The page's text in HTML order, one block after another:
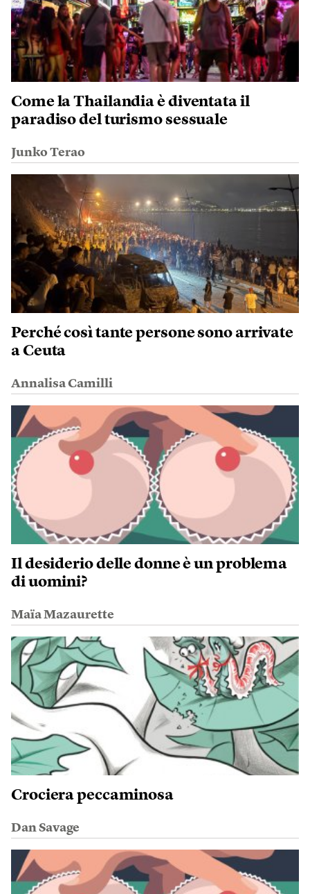
Come la Thailandia è diventata il
paradiso del turismo sessuale
Junko Terao
Perché così tante persone sono arrivate
a Ceuta
Annalisa Camilli
Il desiderio delle donne è un problema
di uomini?
Maïa Mazaurette
Crociera peccaminosa
Dan Savage